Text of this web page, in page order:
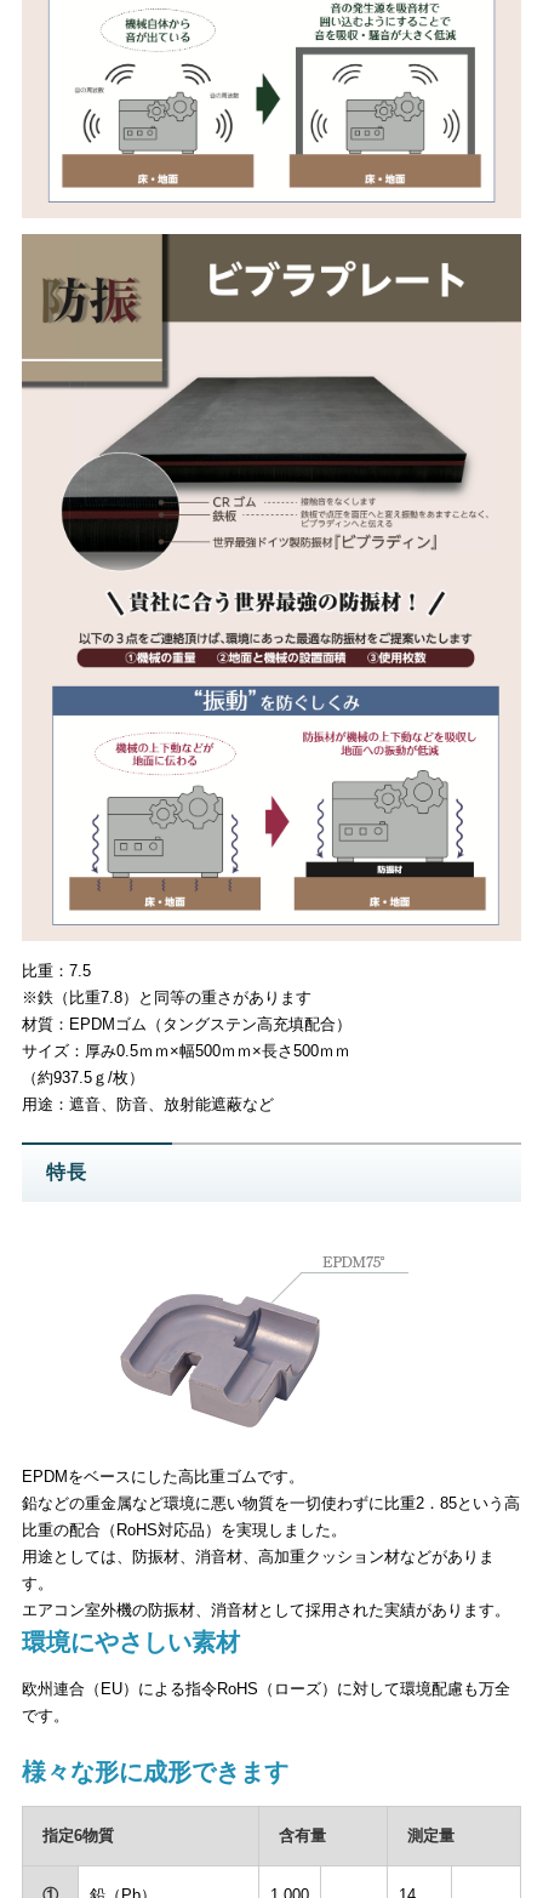
比重：7.5
※鉄（比重7.8）と同等の重さがあります
材質：EPDMゴム（タングステン高充填配合）
サイズ：厚み0.5ｍｍ×幅500ｍｍ×長さ500ｍｍ
（約937.5ｇ/枚）
用途：遮音、防音、放射能遮蔽など
特長
EPDMをベースにした高比重ゴムです。
鉛などの重金属など環境に悪い物質を一切使わずに比重2．85という高
比重の配合（RoHS対応品）を実現しました。
用途としては、防振材、消音材、高加重クッション材などがありま
す。
エアコン室外機の防振材、消音材として採用された実績があります。
環境にやさしい素材
欧州連合（EU）による指令RoHS（ローズ）に対して環境配慮も万全
です。
様々な形に成形できます
指定6物質 含有量 測定量